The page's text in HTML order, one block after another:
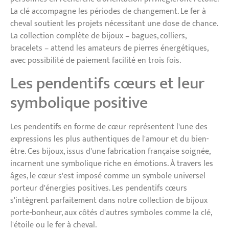
La clé accompagne les périodes de changement. Le fer à
cheval soutient les projets nécessitant une dose de chance.
La collection complète de bijoux – bagues, colliers,
bracelets – attend les amateurs de pierres énergétiques,
avec possibilité de paiement facilité en trois fois.
Les pendentifs cœurs et leur
symbolique positive
Les pendentifs en forme de cœur représentent l'une des
expressions les plus authentiques de l'amour et du bien-
être. Ces bijoux, issus d'une fabrication française soignée,
incarnent une symbolique riche en émotions. À travers les
âges, le cœur s'est imposé comme un symbole universel
porteur d'énergies positives. Les pendentifs cœurs
s'intègrent parfaitement dans notre collection de bijoux
porte-bonheur, aux côtés d'autres symboles comme la clé,
l'étoile ou le fer à cheval.